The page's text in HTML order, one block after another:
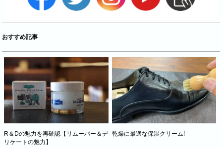
おすすめ記事
R＆Dの魅力を再確認【リムーバー＆デ
リケートの魅力】
乾燥に最適な保湿クリーム!